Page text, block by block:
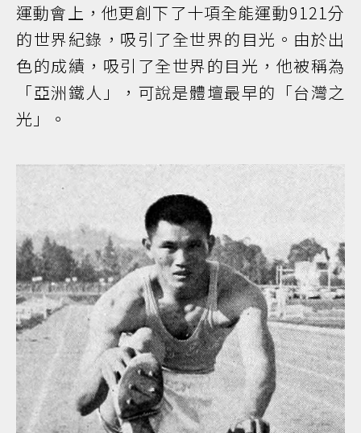
運動會上，他更創下了十項全能運動9121分
的世界紀錄，吸引了全世界的目光。由於出
色的成績，吸引了全世界的目光，他被稱為
「亞洲鐵人」，可說是體壇最早的「台灣之
光」。